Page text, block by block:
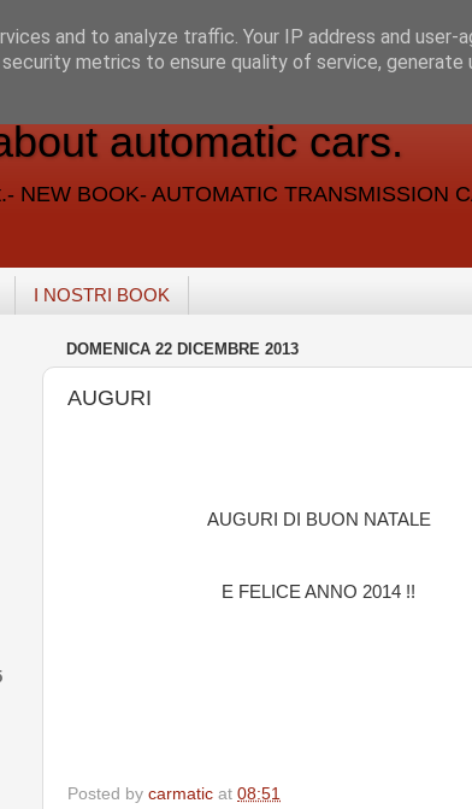
automatic cars.
NEW BOOK- AUTOMATIC TRANSMISSION
I NOSTRI BOOK
DOMENICA 22 DICEMBRE 2013
AUGURI
AUGURI DI BUON NATALE
E FELICE ANNO 2014 !!
Posted by carmatic at 08:51
and to analyze traffic. Your IP address and user-
metrics to ensure quality of service, generate